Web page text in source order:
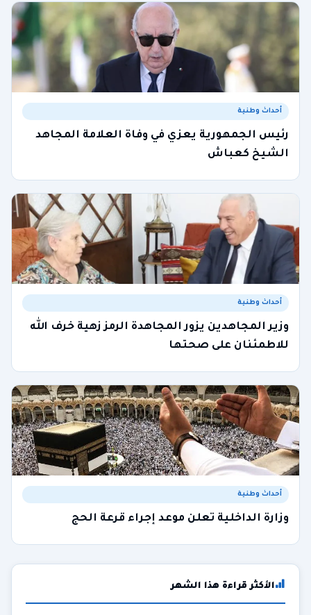
أحداث وطنية
رئيس الجمهورية يعزي في وفاة العلامة المجاهد
الشيخ كعباش
أحداث وطنية
وزير المجاهدين يزور المجاهدة الرمز زهية خرف الله
للاطمئنان على صحتها
أحداث وطنية
وزارة الداخلية تعلن موعد إجراء قرعة الحج
الأكثر قراءة هذا الشهر